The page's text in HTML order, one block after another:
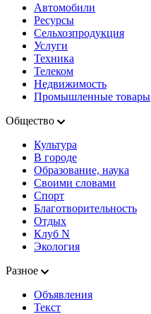
Автомобили
Ресурсы
Сельхозпродукция
Услуги
Техника
Телеком
Недвижимость
Промышленные товары
Общество
Культура
В городе
Образование, наука
Своими словами
Спорт
Благотворительность
Отдых
Клуб N
Экология
Разное
Объявления
Текст